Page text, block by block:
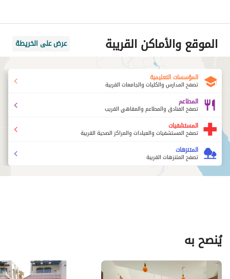
الموقع والأماكن القريبة عرض على الخريطة
المؤسسات التعليمية
تصفح المدارس والكليات والجامعات القريبة
المطاعم
تصفح الفنادق والمطاعم والمقاهي القريب
المستشفيات
تصفح المستشفيات والعيادات والمراكز الصحية القريبة
المتنزهات
تصفح المتنزهات القريبة
يُنصح به